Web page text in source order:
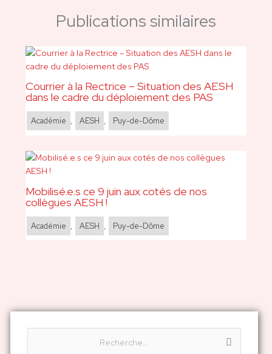
Publications similaires
Courrier à la Rectrice – Situation des AESH
dans le cadre du déploiement des PAS
Académie , AESH , Puy-de-Dôme
Mobilisé.e.s ce 9 juin aux cotés de nos
collègues AESH !
Académie , AESH , Puy-de-Dôme